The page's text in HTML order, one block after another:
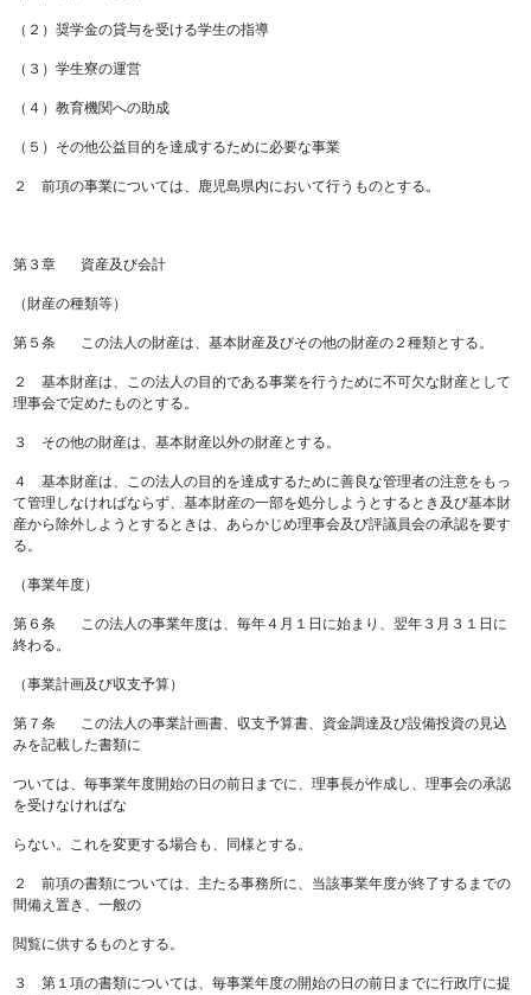
（２）奨学金の貸与を受ける学生の指導
（３）学生寮の運営
（４）教育機関への助成
（５）その他公益目的を達成するために必要な事業
２ 前項の事業については、鹿児島県内において行うものとする。
第３章 資産及び会計
（財産の種類等）
第５条 この法人の財産は、基本財産及びその他の財産の２種類とする。
２ 基本財産は、この法人の目的である事業を行うために不可欠な財産として
理事会で定めたものとする。
３ その他の財産は、基本財産以外の財産とする。
４ 基本財産は、この法人の目的を達成するために善良な管理者の注意をもっ
て管理しなければならず、基本財産の一部を処分しようとするとき及び基本財
産から除外しようとするときは、あらかじめ理事会及び評議員会の承認を要す
る。
（事業年度）
第６条 この法人の事業年度は、毎年４月１日に始まり、翌年３月３１日に
終わる。
（事業計画及び収支予算）
第７条 この法人の事業計画書、収支予算書、資金調達及び設備投資の見込
みを記載した書類に
ついては、毎事業年度開始の日の前日までに、理事長が作成し、理事会の承認
を受けなければな
らない。これを変更する場合も、同様とする。
２ 前項の書類については、主たる事務所に、当該事業年度が終了するまでの
間備え置き、一般の
閲覧に供するものとする。
３ 第１項の書類については、毎事業年度の開始の日の前日までに行政庁に提